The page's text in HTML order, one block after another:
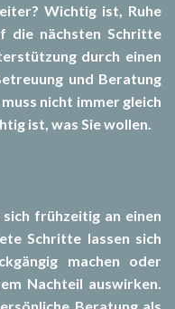
Wichtig ist, Ruhe
die nächsten Schritte
durch einen
und Beratung
nicht immer gleich
ist, was Sie wollen.
frühzeitig an einen
Schritte lassen sich
machen oder
Nachteil auswirken.
Beratung als